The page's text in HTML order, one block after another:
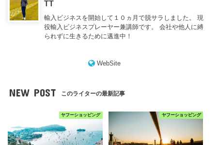
TT
輸入ビジネスを開始して１０ヵ月で脱サラしました。 現
役輸入ビジネスプレーヤー兼講師です。 会社や他人に縛
られずに生きるために邁進中！
WebSite
NEW POST このライターの最新記事
ヤフーショッピング ヤフーショッピング